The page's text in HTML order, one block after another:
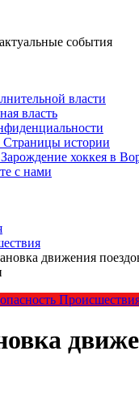
события
власти
власть
истории
хоккея в
с нами
движения